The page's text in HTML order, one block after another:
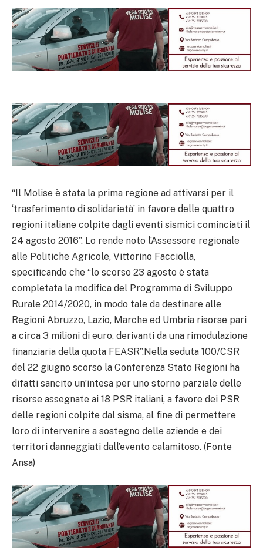
“Il Molise è stata la prima regione ad attivarsi per il
‘trasferimento di solidarietà’ in favore delle quattro
regioni italiane colpite dagli eventi sismici cominciati il
24 agosto 2016”. Lo rende noto l’Assessore regionale
alle Politiche Agricole, Vittorino Facciolla,
specificando che “lo scorso 23 agosto è stata
completata la modifica del Programma di Sviluppo
Rurale 2014/2020, in modo tale da destinare alle
Regioni Abruzzo, Lazio, Marche ed Umbria risorse pari
a circa 3 milioni di euro, derivanti da una rimodulazione
finanziaria della quota FEASR”.Nella seduta 100/CSR
del 22 giugno scorso la Conferenza Stato Regioni ha
difatti sancito un’intesa per uno storno parziale delle
risorse assegnate ai 18 PSR italiani, a favore dei PSR
delle regioni colpite dal sisma, al fine di permettere
loro di intervenire a sostegno delle aziende e dei
territori danneggiati dall’evento calamitoso. (Fonte
Ansa)